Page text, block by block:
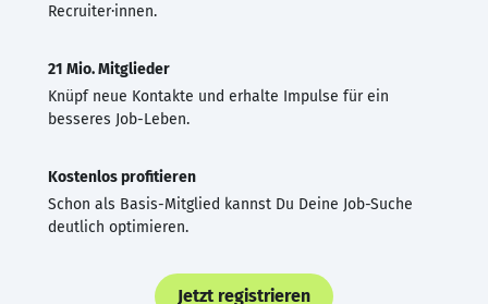
Recruiter·innen.
21 Mio. Mitglieder
Knüpf neue Kontakte und erhalte Impulse für ein
besseres Job-Leben.
Kostenlos profitieren
Schon als Basis-Mitglied kannst Du Deine Job-Suche
deutlich optimieren.
Jetzt registrieren